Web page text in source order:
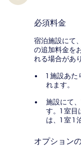
必須料金
宿泊施設にて
の追加料金を
れる場合があ
1 施設あた
れます。
施設にて
す。1 室目
は、1 室 1
オプション